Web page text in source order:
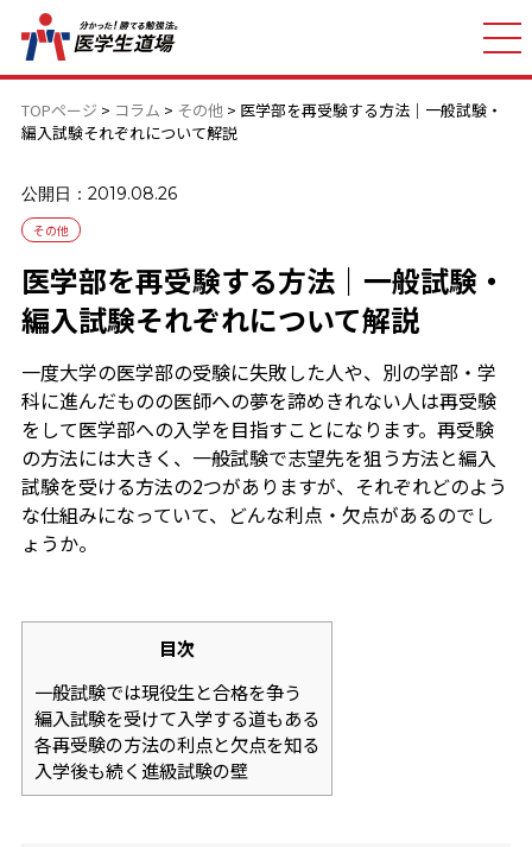
TOPページ > コラム > その他> 医学部を再受験する方法｜一般試験・
編入試験それぞれについて解説
公開日：2019.08.26
その他
医学部を再受験する方法｜一般試験・
編入試験それぞれについて解説
一度大学の医学部の受験に失敗した人や、別の学部・学
科に進んだものの医師への夢を諦めきれない人は再受験
をして医学部への入学を目指すことになります。再受験
の方法には大きく、一般試験で志望先を狙う方法と編入
試験を受ける方法の2つがありますが、それぞれどのよう
な仕組みになっていて、どんな利点・欠点があるのでし
ょうか。
目次
一般試験では現役生と合格を争う
編入試験を受けて入学する道もある
各再受験の方法の利点と欠点を知る
入学後も続く進級試験の壁